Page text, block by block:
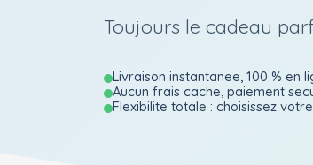
Toujours le cadeau
Livraison instantanee, 100 % en
Aucun frais cache, paiement
Flexibilite totale : choisissez